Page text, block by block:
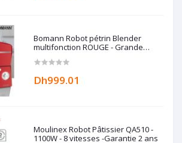
Bomann Robot pétrin Blender
multifonction ROUGE - Grande
Dh999.01
Moulinex Robot Pâtissier QA510 -
1100W - 8 vitesses -Garantie 2 ans